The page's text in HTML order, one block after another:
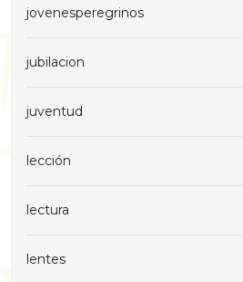
jovenesperegrinos
jubilacion
juventud
lección
lectura
lentes